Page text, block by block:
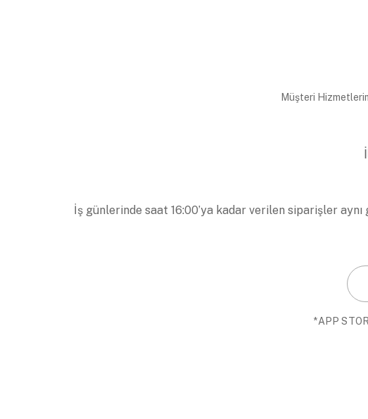
Müşteri
İş günlerinde saat 16:00’ya kadar verilen siparişler
*APP